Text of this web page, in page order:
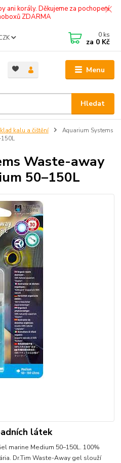
ani korály. Děkujeme za pochopení.
ZDARMA
Menu
Hledat
0 ks
za 0 Kč
kalu a čištění
Aquarium Systems
Waste-away
50–150L
látek
marine Medium 50–150L. 100%
Dr.Tim Waste-Away gel slouží